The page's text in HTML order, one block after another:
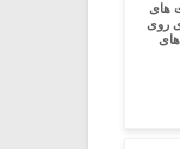
های
روی